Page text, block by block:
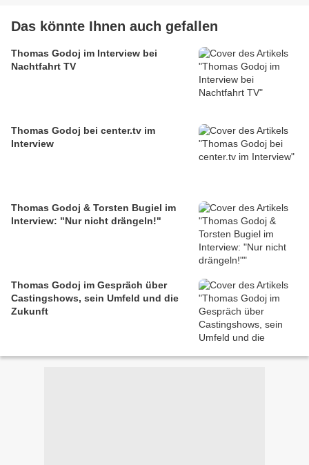
Das könnte Ihnen auch gefallen
Thomas Godoj im Interview bei
Nachtfahrt TV
Thomas Godoj bei center.tv im
Interview
Thomas Godoj & Torsten Bugiel im
Interview: "Nur nicht drängeln!"
Thomas Godoj im Gespräch über
Castingshows, sein Umfeld und die
Zukunft